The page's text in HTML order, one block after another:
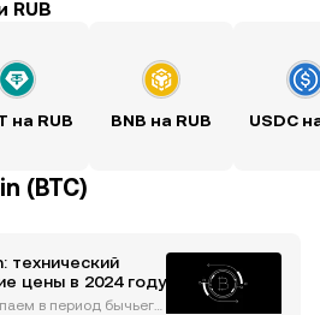
RUB
на RUB BNB на RUB USDC
(BTC)
технический
цены в 2024 году
в период бычьего